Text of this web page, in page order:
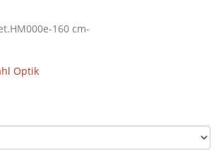
160 cm-
Optik